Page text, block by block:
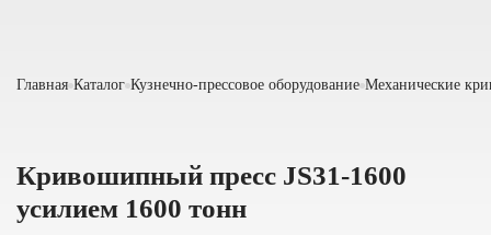
Главная Каталог Кузнечно-прессовое оборудование Механические
Кривошипный пресс JS31-1600
усилием 1600 тонн